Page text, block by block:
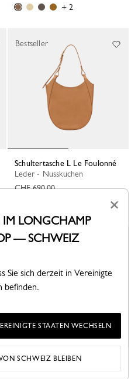
+ 2
Schultertasche L Le Foulonné
Leder - Nusskuchen
CHF 690,00
Bestseller
Shopper XL Le Foulonné
×
LONGCHAMP
— SCHWEIZ
Sie sich derzeit in Vereinigte
befinden.
STAATEN WECHSELN
SCHWEIZ BLEIBEN